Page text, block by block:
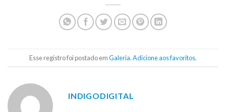
Esse registro foi postado emGaleria.Adicione aos favoritos.
INDIGODIGITAL